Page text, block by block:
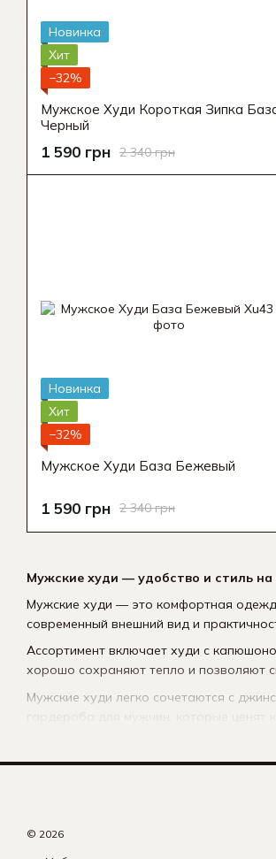
Мужские худи — удобство и стиль
Мужские худи — это комфортная
современный внешний вид и
Ассортимент включает худи с
хорошо сохраняют тепло и позволяют
Мужские худи легко сочетаются с
гардероба для мужчин, которые ценят
Новинка
Хит
−32%
Мужское Худи Короткая Зипка
Черный
2 340 грн
1 590 грн
Новинка
Хит
−32%
Мужское Худи База Бежевый
2 340 грн
1 590 грн
© 2026